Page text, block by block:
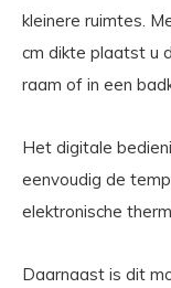
kleinere ruimtes.
cm dikte plaatst u
raam of in een
Het digitale
eenvoudig de
elektronische
Daarnaast is dit